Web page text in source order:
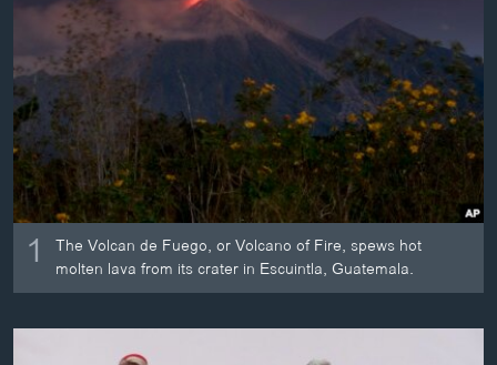
ຊຸມຊົນຊາວລາວ
ວິທະຍາສາດ-ເທັກໂນໂລຈີ
ທຸລະກິດ
ພາສາອັງກິດ
ວີດີໂອ
ສຽງ
ລາຍການກະຈາຍສຽງ
ລາຍງານ
ຕິດຕາມພວກເຮົາ ທີ່
1
The Volcan de Fuego, or Volcano of Fire, spews hot
molten lava from its crater in Escuintla, Guatemala.